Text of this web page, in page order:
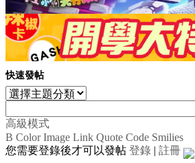
快速發帖
高級模式
B Color Image Link Quote Code Smilies
您需要登錄後才可以發帖 登錄 | 註冊